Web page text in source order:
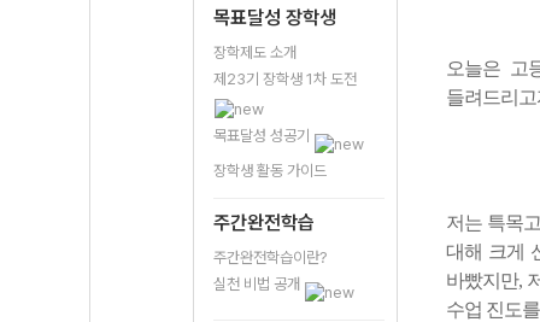
목표달성 장학생
장학제도 소개
제23기 장학생 1차 도전
목표달성 성공기
장학생 활동 가이드
주간완전학습
주간완전학습이란?
실천 비법 공개
오늘은 고
들려드리
저는 특목
대해 크게
바빴지만,
수업 진도